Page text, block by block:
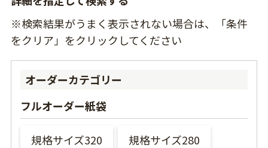
※検索結果がうまく表示されない場合は、「条件
をクリア」をクリックしてください
オーダーカテゴリー
フルオーダー紙袋
規格サイズ320 規格サイズ280